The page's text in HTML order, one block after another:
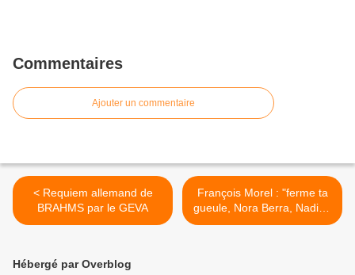
Commentaires
Ajouter un commentaire
< Requiem allemand de
BRAHMS par le GEVA
François Morel : "ferme ta
gueule, Nora Berra, Nadine
Morano..." >
Hébergé par Overblog